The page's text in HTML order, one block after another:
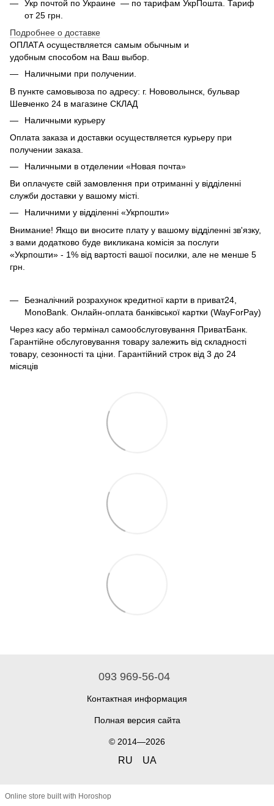
Укр почтой по Украине — по тарифам УкрПошта. Тариф
от 25 грн.
Подробнее о доставке
ОПЛАТА осуществляется самым обычным и
удобным способом на Ваш выбор.
Наличными при получении.
В пункте самовывоза по адресу: г. Нововолынск, бульвар
Шевченко 24 в магазине СКЛАД
Наличными курьеру
Оплата заказа и доставки осуществляется курьеру при
получении заказа.
Наличными в отделении «Новая почта»
Ви оплачуєте свій замовлення при отриманні у відділенні
служби доставки у вашому місті.
Наличними у відділенні «Укрпошти»
Внимание! Якщо ви вносите плату у вашому відділенні зв'язку,
з вами додатково буде викликана комісія за послуги
«Укрпошти» - 1% від вартості вашої посилки, але не менше 5
грн.
Безналічний розрахунок кредитної карти в приват24,
MonoBank. Онлайн-оплата банківської картки (WayForPay)
Через касу або термінал самообслуговування ПриватБанк.
Гарантійне обслуговування товару залежить від складності
товару, сезонності та ціни. Гарантійний строк від 3 до 24
місяців
093 969-56-04
Контактная информация
Полная версия сайта
© 2014—2026
RU UA
Online store built with Horoshop